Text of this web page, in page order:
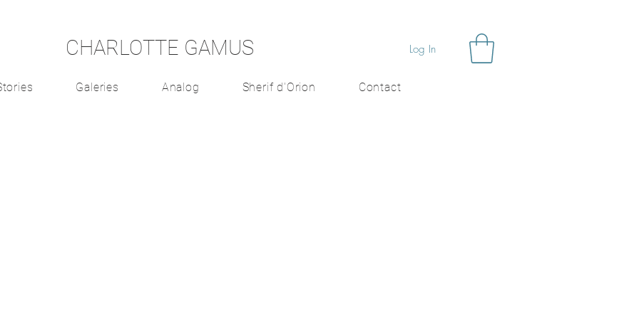
CHARLOTTE GAMUS Log In
Galeries Analog Sherif d'Orion Contact